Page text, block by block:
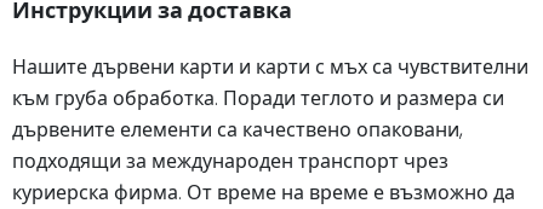
Инструкции за доставка
Нашите дървени карти и карти с мъх са чувствителни
към груба обработка. Поради теглото и размера си
дървените елементи са качествено опаковани,
подходящи за международен транспорт чрез
куриерска фирма. От време на време е възможно да